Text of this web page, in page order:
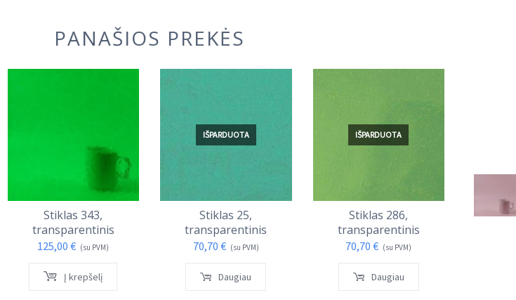
PANAŠIOS PREKĖS
Stiklas 343,
transparentinis
125,00€ (su PVM)
Į krepšelį
IŠPARDUOTA
Stiklas 25,
transparentinis
70,70 € (su PVM)
Daugiau
IŠPARDUOTA
Stiklas 286,
transparentinis
70,70€ (su PVM)
Daugiau